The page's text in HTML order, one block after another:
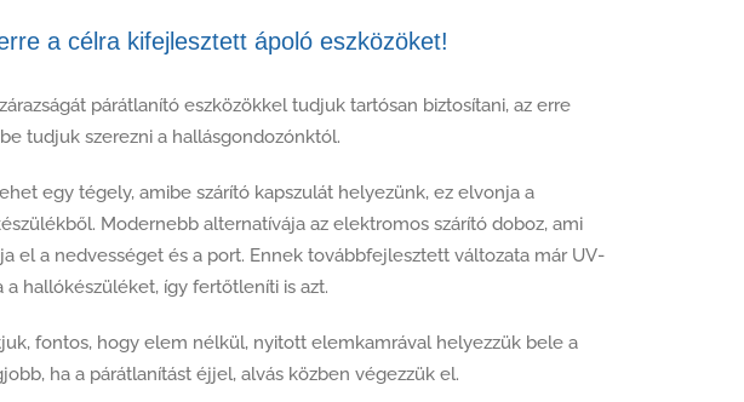
a célra kifejlesztett ápoló eszközöket!
párátlanító eszközökkel tudjuk tartósan biztosítani, az erre
tudjuk szerezni a hallásgondozónktól.
egy tégely, amibe szárító kapszulát helyezünk, ez elvonja a
Modernebb alternatívája az elektromos szárító doboz, ami
el a nedvességet és a port. Ennek továbbfejlesztett változata már UV-
a hallókészüléket, így fertőtleníti is azt.
fontos, hogy elem nélkül, nyitott elemkamrával helyezzük bele a
ha a párátlanítást éjjel, alvás közben végezzük el.